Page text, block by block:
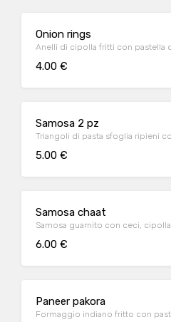
Onion rings
Anelli di cipolla fritti con pastella
4.00 €
Samosa 2 pz
Triangoli di pasta sfoglia ripieni
5.00 €
Samosa chaat
Samosa guarnito con ceci,
6.00 €
Paneer pakora
Formaggio indiano fritto con